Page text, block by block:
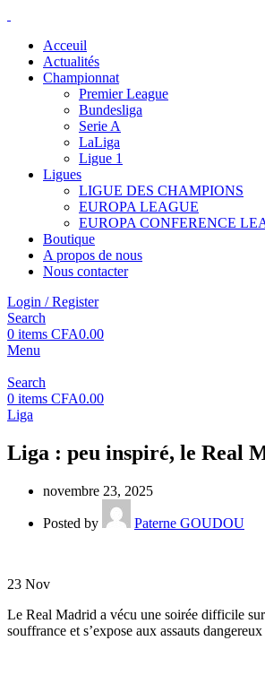
Acceuil
Actualités
Championnat
Premier League
Bundesliga
Serie A
LaLiga
Ligue 1
Ligues
LIGUE DES CHAMPIONS
EUROPA LEAGUE
EUROPA CONFERENCE
Boutique
A propos de nous
Nous contacter
Login / Register
Search
0 items CFA0.00
Menu
Search
0 items CFA0.00
Liga
Liga : peu inspiré, le Real
novembre 23, 2025
Posted by Paterne GOUDOU
23 Nov
Le Real Madrid a vécu une soirée difficile
souffrance et s’expose aux assauts